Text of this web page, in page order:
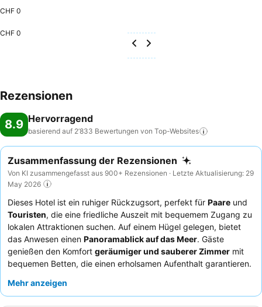
CHF 0
CHF 0
Rezensionen
8.9 Hervorragend
basierend auf 2’833 Bewertungen von Top-Websites
Zusammenfassung der Rezensionen
Von KI zusammengefasst aus 900+ Rezensionen · Letzte Aktualisierung: 29
May 2026
Dieses Hotel ist ein ruhiger Rückzugsort, perfekt für Paare und
Touristen, die eine friedliche Auszeit mit bequemem Zugang zu
lokalen Attraktionen suchen. Auf einem Hügel gelegen, bietet
das Anwesen einen Panoramablick auf das Meer. Gäste
genießen den Komfort geräumiger und sauberer Zimmer mit
bequemen Betten, die einen erholsamen Aufenthalt garantieren.
freundlichen und hilfsbereiten Service gelobt, der das köstliche
Mehr anzeigen